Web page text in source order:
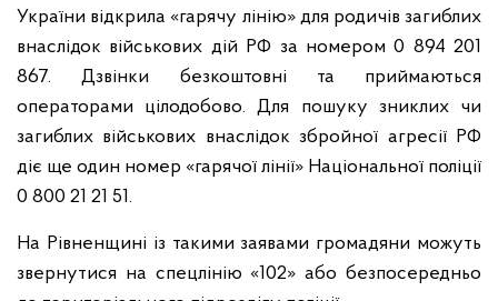
України відкрила «гарячу лінію» для родичів загиблих
внаслідок військових дій РФ за номером 0 894 201
867. Дзвінки безкоштовні та приймаються
операторами цілодобово. Для пошуку зниклих чи
загиблих військових внаслідок збройної агресії РФ
діє ще один номер «гарячої лінії» Національної поліції
0 800 21 21 51.
На Рівненщині із такими заявами громадяни можуть
звернутися на спецлінію «102» або безпосередньо